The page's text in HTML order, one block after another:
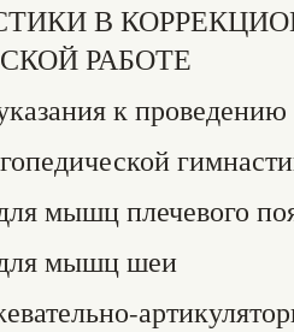
В
РАБОТЕ
к
мышц плечевого
мышц шеи